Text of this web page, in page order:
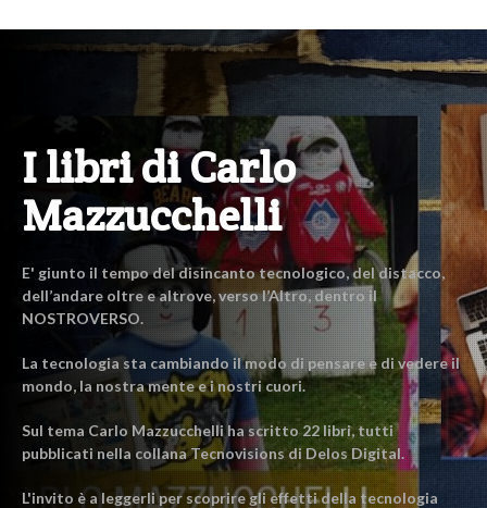
I libri di Carlo
Mazzucchelli
E' giunto il tempo del disincanto tecnologico, del distacco,
dell’andare oltre e altrove, verso l’Altro, dentro il
NOSTROVERSO.
La tecnologia sta cambiando il modo di pensare e di vedere il
mondo, la nostra mente e i nostri cuori.
Sul tema Carlo Mazzucchelli ha scritto 22 libri, tutti
pubblicati nella collana Tecnovisions di Delos Digital.
L'invito è a leggerli per scoprire gli effetti della tecnologia